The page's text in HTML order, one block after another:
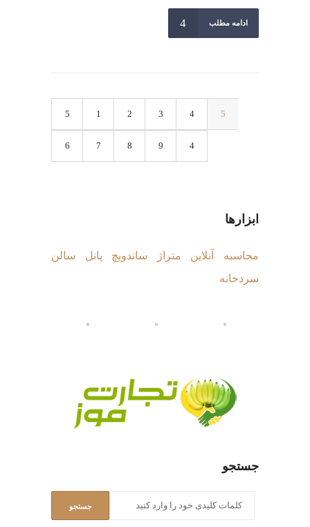
ادامه مطلب
1 2 3 4 5
6 7 8 9
ابزارها
محاسبه آنلاین متراژ ساندویچ پانل سالن
سردخانه
جستجو